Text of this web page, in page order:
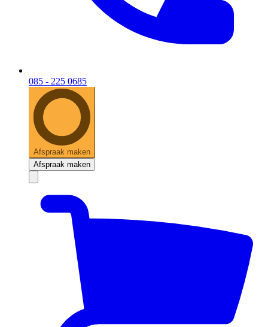
085 - 225 0685
Afspraak maken
Afspraak maken